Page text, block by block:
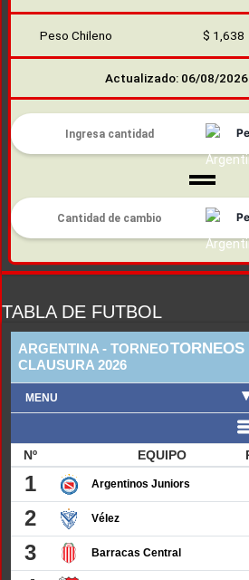
Peso Chileno $ 1,638
Actualizado: 06/08/2026
TABLA DE FUTBOL